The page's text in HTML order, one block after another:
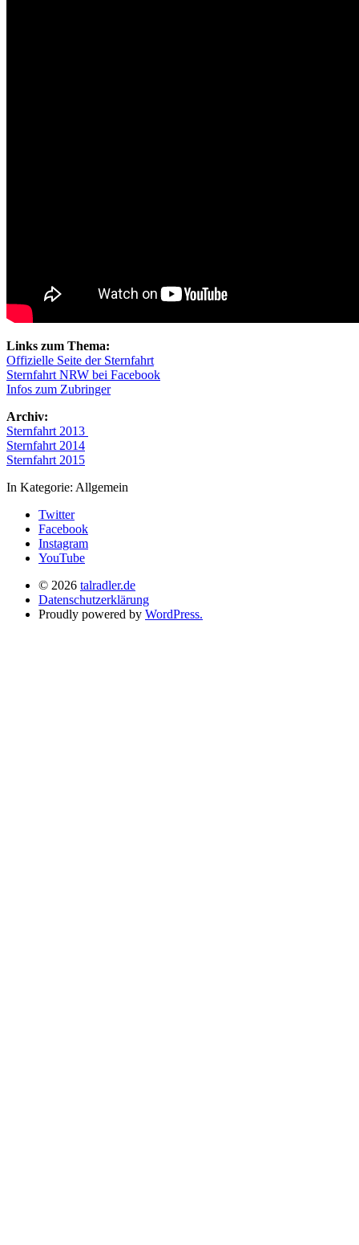
Links zum Thema:
Offizielle Seite der Sternfahrt
Sternfahrt NRW bei Facebook
Infos zum Zubringer
Archiv:
Sternfahrt 2013
Sternfahrt 2014
Sternfahrt 2015
In Kategorie: Allgemein
Twitter
Facebook
Instagram
YouTube
© 2026 talradler.de
Datenschutzerklärung
Proudly powered by WordPress.